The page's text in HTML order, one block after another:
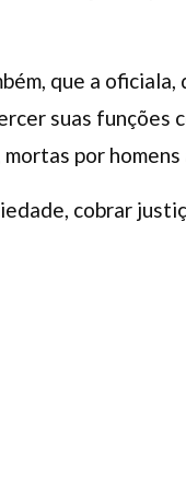
que a
suas
por homens
cobrar